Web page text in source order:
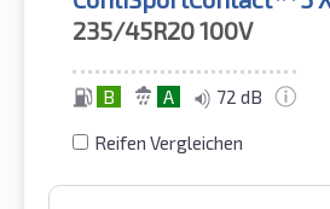
235/45R20100V
B A 72 dB
Reifen Vergleichen